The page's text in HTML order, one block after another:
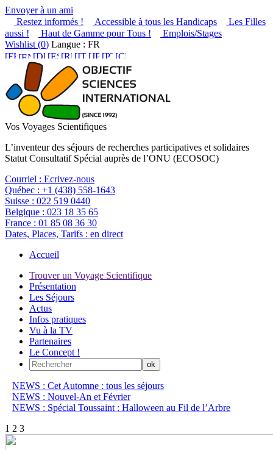
Envoyer à un ami
Restez informés !
Accessible à tous les Handicaps
Les Filles
aussi !
Haut de Gamme pour Tous !
Emplois/Stages
Wishlist (0) Langue : FR
Vos Voyages Scientifiques
L’inventeur des séjours de recherches participatives et solidaires
Statut Consultatif Spécial auprès de l’ONU (ECOSOC)
Courriel : Ecrivez-nous
Québec : +1 (438) 558-1643
Suisse : 022 519 0440
Belgique : 023 18 35 65
France : 01 85 08 36 30
Dates, Places, Tarifs : en direct
Accueil
Trouver un Voyage Scientifique
Présentation
Les Séjours
Actus
Infos pratiques
Vu à la TV
Partenaires
Le Concept !
NEWS : Cet Automne : tous les séjours
NEWS : Nouvel-An et Février
NEWS : Spécial Toussaint : Halloween au Fil de l’Arbre
1 2 3